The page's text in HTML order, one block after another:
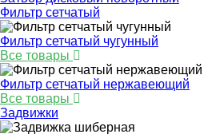
Фильтр сетчатый
Фильтр сетчатый чугунный
Все товары
Фильтр сетчатый нержавеющий
Все товары
Задвижки